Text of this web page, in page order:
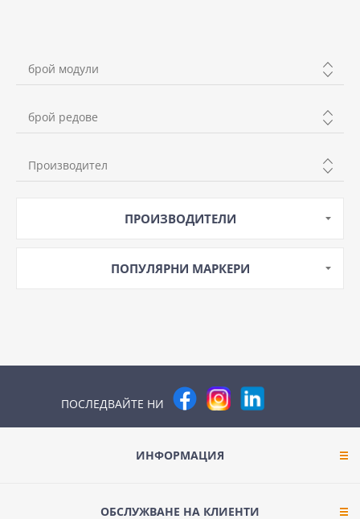
брой модули
брой редове
Производител
ПРОИЗВОДИТЕЛИ
ПОПУЛЯРНИ МАРКЕРИ
ПОСЛЕДВАЙТЕ НИ
ИНФОРМАЦИЯ
ОБСЛУЖВАНЕ НА КЛИЕНТИ